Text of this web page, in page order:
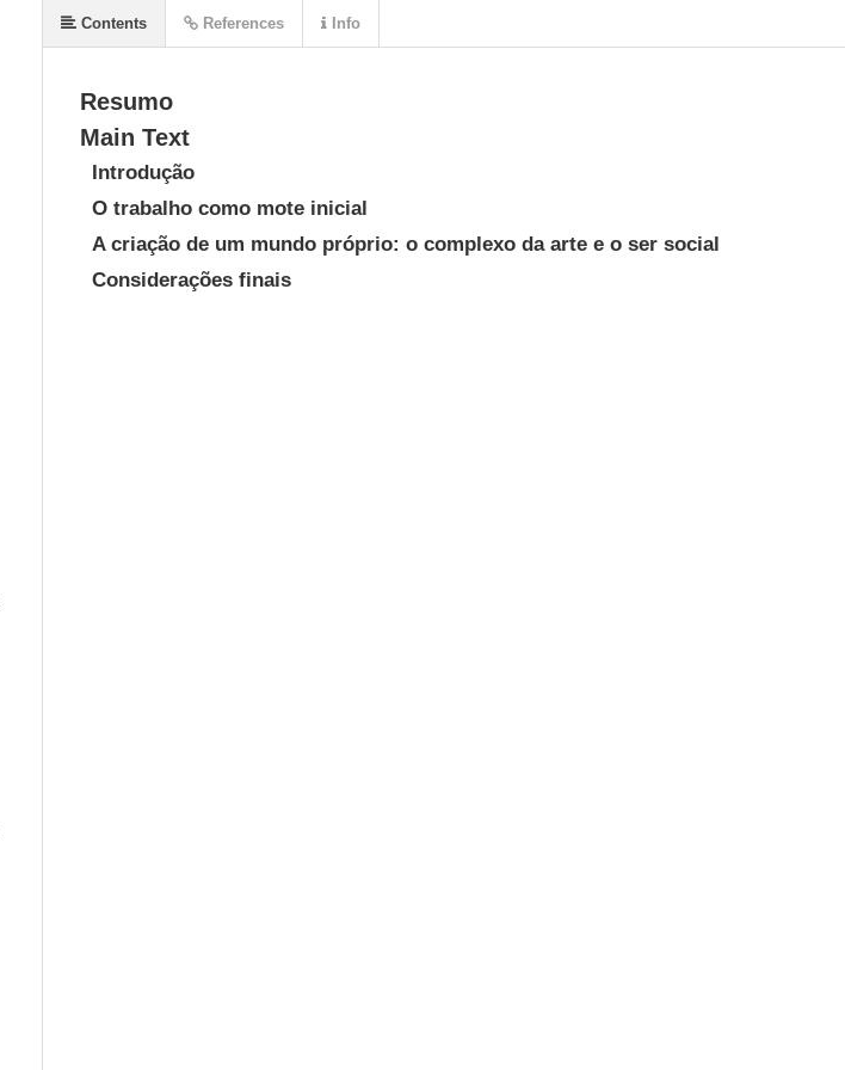
Resumo
Main Text
Introdução
O trabalho como mote inicial
A criação de um mundo próprio: o complexo da arte e o ser social
Considerações finais
Contents References Info